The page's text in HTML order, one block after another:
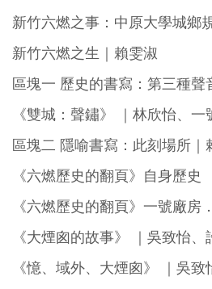
新竹六燃之事：中原大學城鄉
新竹六燃之生｜賴雯淑
區塊一 歷史的書寫：第三種聲
《雙城：聲鏽》 ｜林欣怡、
區塊二 隱喻書寫：此刻場所｜
《六燃歷史的翻頁》自身歷史
《六燃歷史的翻頁》一號廠房
《大煙囪的故事》 ｜吳致怡、
《憶、域外、大煙囪》 ｜吳